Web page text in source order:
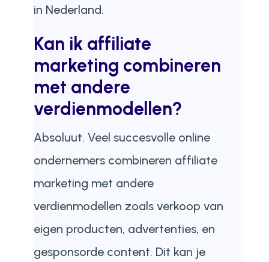
in Nederland.
Kan ik affiliate
marketing combineren
met andere
verdienmodellen?
Absoluut. Veel succesvolle online
ondernemers combineren affiliate
marketing met andere
verdienmodellen zoals verkoop van
eigen producten, advertenties, en
gesponsorde content. Dit kan je